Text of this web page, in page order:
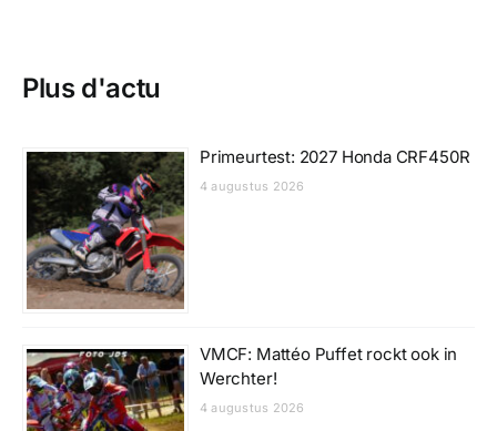
Plus d'actu
Primeurtest: 2027 Honda CRF450R
4 augustus 2026
VMCF: Mattéo Puffet rockt ook in
Werchter!
4 augustus 2026